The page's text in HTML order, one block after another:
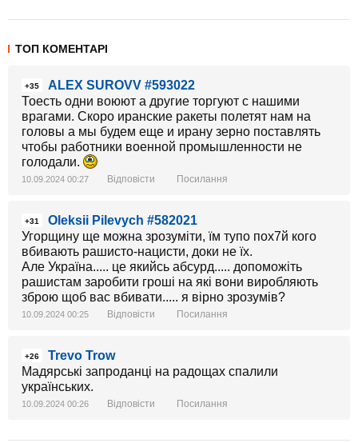
ТОП КОМЕНТАРІ
+35
ALEX SUROVV #593022
Тоесть одни воюют а другие торгуют с нашими
врагами. Скоро иранские ракеты полетят нам на
головы а мы будем еще и ирану зерно поставлять
чтобы работники военной промышленности не
голодали.
10.09.2024 00:27 Відповісти Посилання
+31
Oleksii Pilevych #582021
Угорщину ще можна зрозуміти, їм тупо пох7й кого
вбивають рашисто-нацисти, доки не їх.
Але Україна..... це якийсь абсурд..... допоможіть
рашистам заробити гроші на які вони виробляють
зброю щоб вас вбивати..... я вірно зрозумів?
10.09.2024 00:25 Відповісти Посилання
+26
Trevo Trow
Мадярські запроданці на радощах спалили
українських.
10.09.2024 00:26 Відповісти Посилання